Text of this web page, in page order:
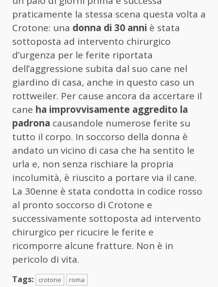
praticamente la stessa scena questa volta a
Crotone: una donna di 30 anni è stata
sottoposta ad intervento chirurgico
d’urgenza per le ferite riportata
dell’aggressione subita dal suo cane nel
giardino di casa, anche in questo caso un
rottweiler. Per cause ancora da accertare il
cane ha improvvisamente aggredito la
padrona causandole numerose ferite su
tutto il corpo. In soccorso della donna è
andato un vicino di casa che ha sentito le
urla e, non senza rischiare la propria
incolumità, è riuscito a portare via il cane.
La 30enne è stata condotta in codice rosso
al pronto soccorso di Crotone e
successivamente sottoposta ad intervento
chirurgico per ricucire le ferite e
ricomporre alcune fratture. Non è in
pericolo di vita.
Tags: crotone roma